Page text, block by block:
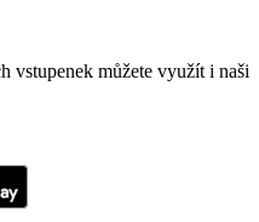
vstupenek můžete využít i naši